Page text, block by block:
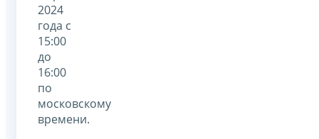
2024
года с
15:00
до
16:00
по
московскому
времени.